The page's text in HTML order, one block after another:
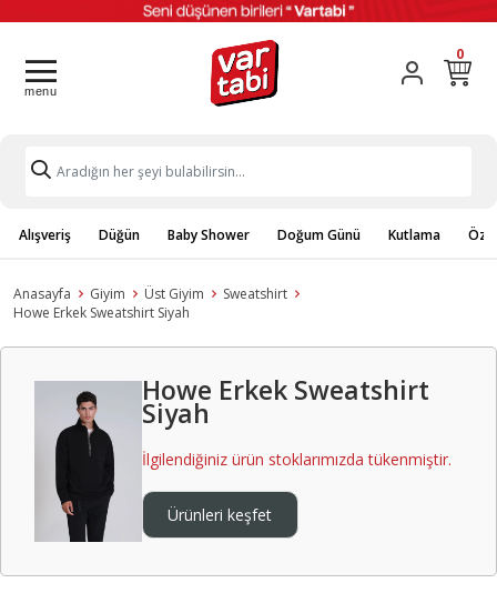
0
Alışveriş Düğün Baby Shower Doğum Günü Kutlama
Anasayfa Giyim Üst Giyim
Sweatshirt
Howe Erkek Sweatshirt Siyah
Howe Erkek Sweatshirt
Siyah
İlgilendiğiniz ürün stoklarımızda tükenmiştir.
Ürünleri keşfet